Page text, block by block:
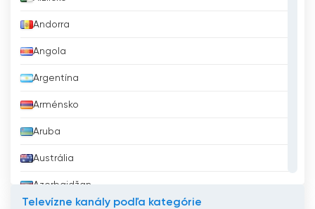
Andorra
Angola
Argentína
Arménsko
Aruba
Austrália
Azerbajdžan
Televízne kanály podľa kategórie